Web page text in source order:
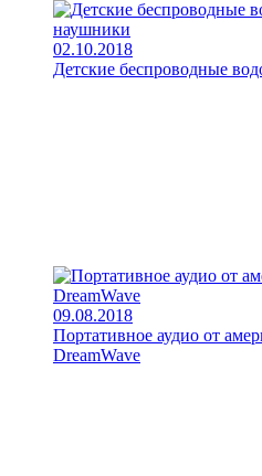
02.10.2018
Детские беспроводные
09.08.2018
Портативное аудио от
DreamWave